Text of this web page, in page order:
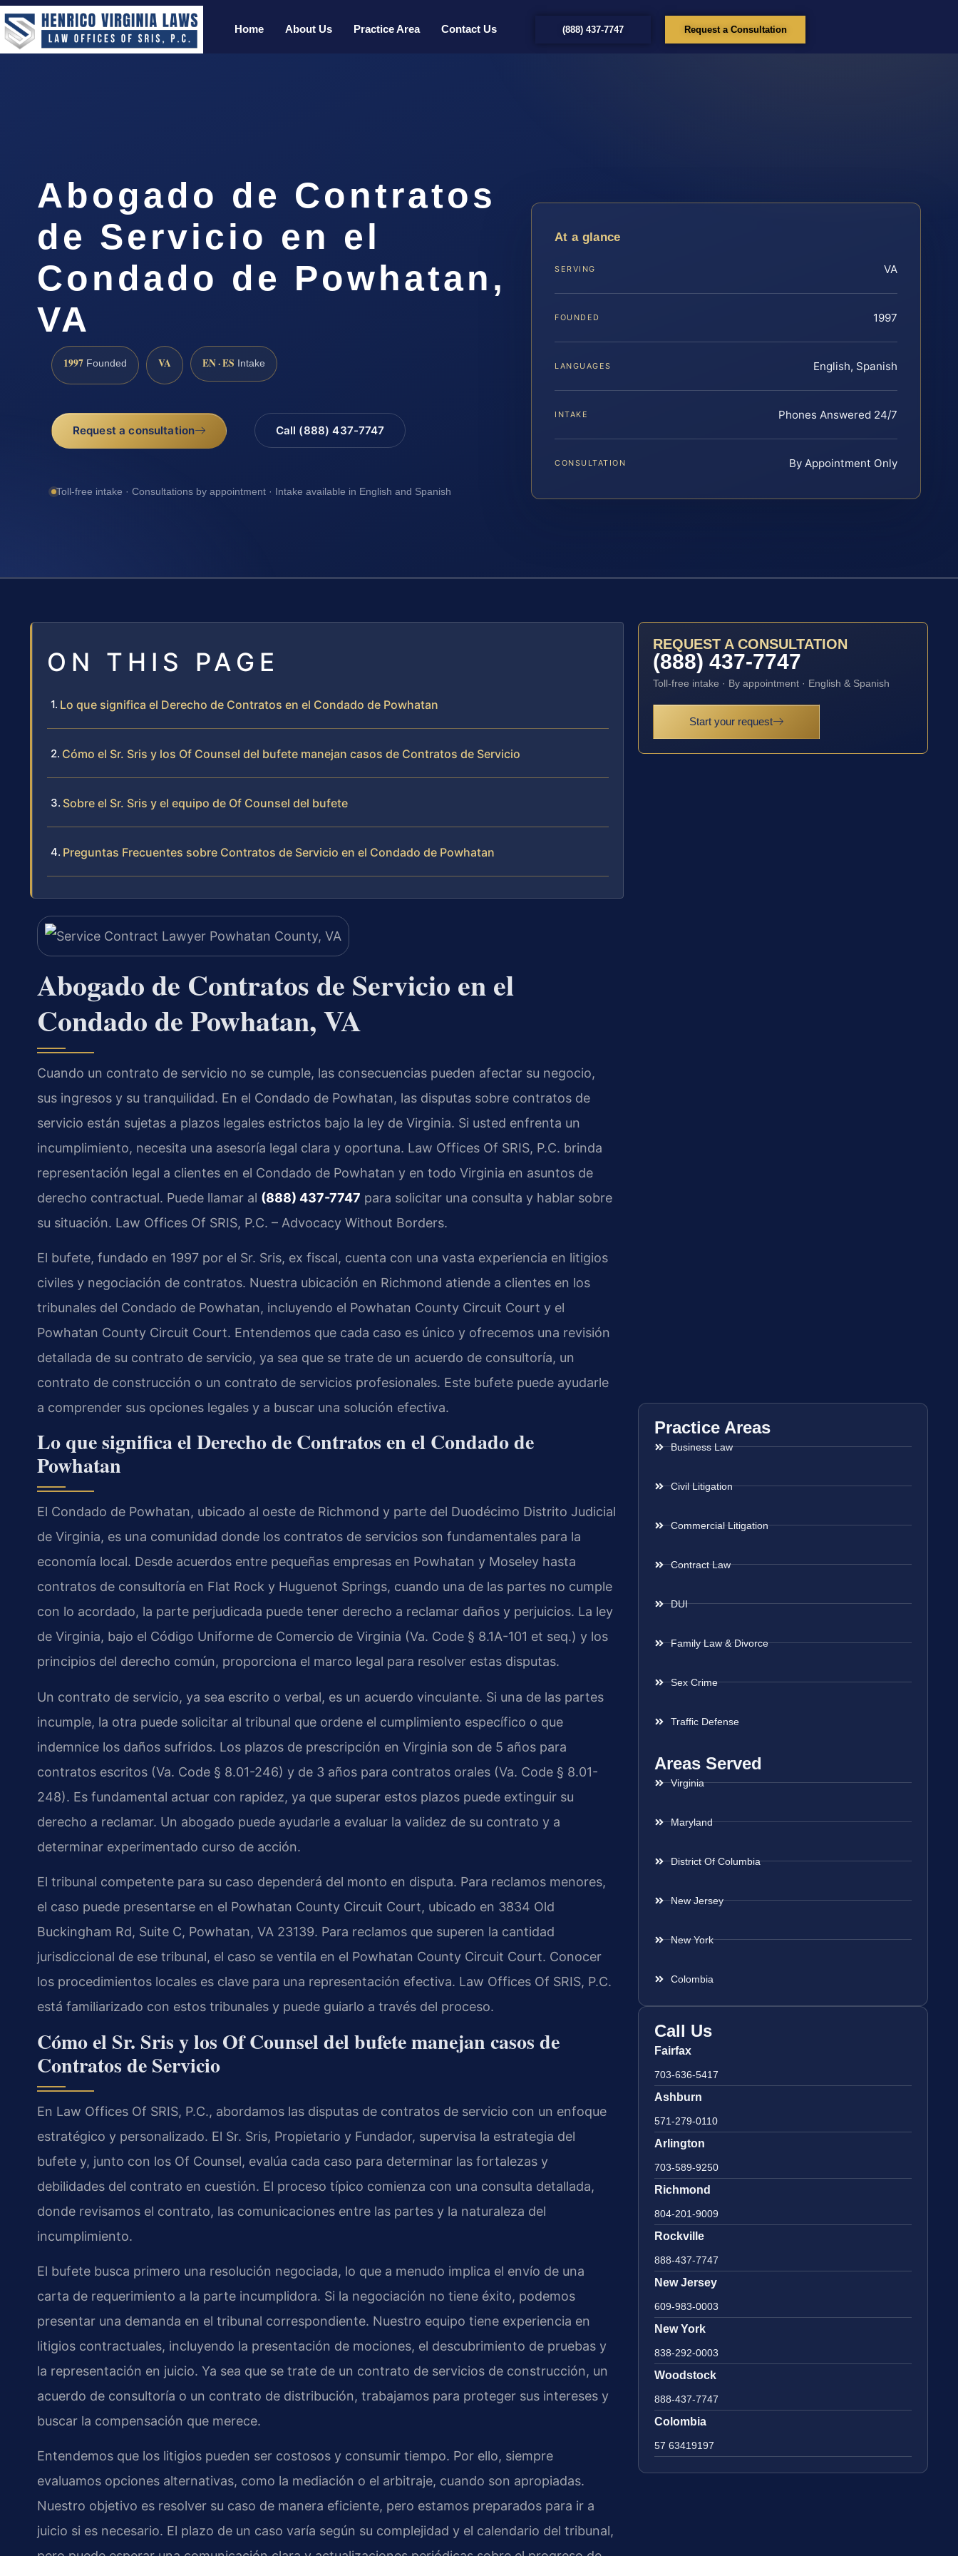
Home About Us Practice Area Contact Us (888) 437-7747 Request a Consultation
Abogado de Contratos
de Servicio en el
Condado de Powhatan,
VA
1997 Founded VA EN · ES Intake
Request a consultation Call (888) 437-7747
Toll-free intake · Consultations by appointment · Intake available in English and Spanish
At a glance
SERVING VA
FOUNDED 1997
LANGUAGES English, Spanish
INTAKE Phones Answered 24/7
CONSULTATION By Appointment Only
ON THIS PAGE
Lo que significa el Derecho de Contratos en el Condado de Powhatan
Cómo el Sr. Sris y los Of Counsel del bufete manejan casos de Contratos de Servicio
Sobre el Sr. Sris y el equipo de Of Counsel del bufete
Preguntas Frecuentes sobre Contratos de Servicio en el Condado de Powhatan
Abogado de Contratos de Servicio en el
Condado de Powhatan, VA
Cuando un contrato de servicio no se cumple, las consecuencias pueden afectar su negocio,
sus ingresos y su tranquilidad. En el Condado de Powhatan, las disputas sobre contratos de
servicio están sujetas a plazos legales estrictos bajo la ley de Virginia. Si usted enfrenta un
incumplimiento, necesita una asesoría legal clara y oportuna. Law Offices Of SRIS, P.C. brinda
representación legal a clientes en el Condado de Powhatan y en todo Virginia en asuntos de
derecho contractual. Puede llamar al (888) 437-7747 para solicitar una consulta y hablar sobre
su situación. Law Offices Of SRIS, P.C. – Advocacy Without Borders.
El bufete, fundado en 1997 por el Sr. Sris, ex fiscal, cuenta con una vasta experiencia en litigios
civiles y negociación de contratos. Nuestra ubicación en Richmond atiende a clientes en los
tribunales del Condado de Powhatan, incluyendo el Powhatan County Circuit Court y el
Powhatan County Circuit Court. Entendemos que cada caso es único y ofrecemos una revisión
detallada de su contrato de servicio, ya sea que se trate de un acuerdo de consultoría, un
contrato de construcción o un contrato de servicios profesionales. Este bufete puede ayudarle
a comprender sus opciones legales y a buscar una solución efectiva.
Lo que significa el Derecho de Contratos en el Condado de
Powhatan
El Condado de Powhatan, ubicado al oeste de Richmond y parte del Duodécimo Distrito Judicial
de Virginia, es una comunidad donde los contratos de servicios son fundamentales para la
economía local. Desde acuerdos entre pequeñas empresas en Powhatan y Moseley hasta
contratos de consultoría en Flat Rock y Huguenot Springs, cuando una de las partes no cumple
con lo acordado, la parte perjudicada puede tener derecho a reclamar daños y perjuicios. La ley
de Virginia, bajo el Código Uniforme de Comercio de Virginia (Va. Code § 8.1A-101 et seq.) y los
principios del derecho común, proporciona el marco legal para resolver estas disputas.
Un contrato de servicio, ya sea escrito o verbal, es un acuerdo vinculante. Si una de las partes
incumple, la otra puede solicitar al tribunal que ordene el cumplimiento específico o que
indemnice los daños sufridos. Los plazos de prescripción en Virginia son de 5 años para
contratos escritos (Va. Code § 8.01-246) y de 3 años para contratos orales (Va. Code § 8.01-
248). Es fundamental actuar con rapidez, ya que superar estos plazos puede extinguir su
derecho a reclamar. Un abogado puede ayudarle a evaluar la validez de su contrato y a
determinar experimentado curso de acción.
El tribunal competente para su caso dependerá del monto en disputa. Para reclamos menores,
el caso puede presentarse en el Powhatan County Circuit Court, ubicado en 3834 Old
Buckingham Rd, Suite C, Powhatan, VA 23139. Para reclamos que superen la cantidad
jurisdiccional de ese tribunal, el caso se ventila en el Powhatan County Circuit Court. Conocer
los procedimientos locales es clave para una representación efectiva. Law Offices Of SRIS, P.C.
está familiarizado con estos tribunales y puede guiarlo a través del proceso.
Cómo el Sr. Sris y los Of Counsel del bufete manejan casos de
Contratos de Servicio
En Law Offices Of SRIS, P.C., abordamos las disputas de contratos de servicio con un enfoque
estratégico y personalizado. El Sr. Sris, Propietario y Fundador, supervisa la estrategia del
bufete y, junto con los Of Counsel, evalúa cada caso para determinar las fortalezas y
debilidades del contrato en cuestión. El proceso típico comienza con una consulta detallada,
donde revisamos el contrato, las comunicaciones entre las partes y la naturaleza del
incumplimiento.
El bufete busca primero una resolución negociada, lo que a menudo implica el envío de una
carta de requerimiento a la parte incumplidora. Si la negociación no tiene éxito, podemos
presentar una demanda en el tribunal correspondiente. Nuestro equipo tiene experiencia en
litigios contractuales, incluyendo la presentación de mociones, el descubrimiento de pruebas y
la representación en juicio. Ya sea que se trate de un contrato de servicios de construcción, un
acuerdo de consultoría o un contrato de distribución, trabajamos para proteger sus intereses y
buscar la compensación que merece.
Entendemos que los litigios pueden ser costosos y consumir tiempo. Por ello, siempre
evaluamos opciones alternativas, como la mediación o el arbitraje, cuando son apropiadas.
Nuestro objetivo es resolver su caso de manera eficiente, pero estamos preparados para ir a
juicio si es necesario. El plazo de un caso varía según su complejidad y el calendario del tribunal,
REQUEST A CONSULTATION
(888) 437-7747
Toll-free intake · By appointment · English & Spanish
Start your request
Practice Areas
Business Law
Civil Litigation
Commercial Litigation
Contract Law
DUI
Family Law & Divorce
Sex Crime
Traffic Defense
Areas Served
Virginia
Maryland
District Of Columbia
New Jersey
New York
Colombia
Call Us
Fairfax
703-636-5417
Ashburn
571-279-0110
Arlington
703-589-9250
Richmond
804-201-9009
Rockville
888-437-7747
New Jersey
609-983-0003
New York
838-292-0003
Woodstock
888-437-7747
Colombia
57 63419197